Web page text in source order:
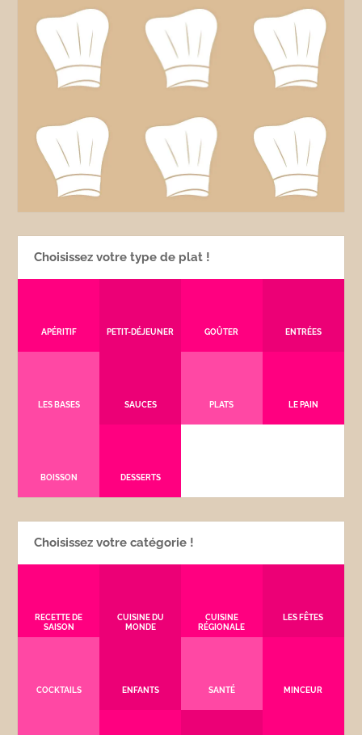
Choisissez votre type de plat !
APÉRITIF PETIT-DÉJEUNER GOÛTER ENTRÉES
LES BASES SAUCES PLATS LE PAIN
BOISSON DESSERTS
Choisissez votre catégorie !
RECETTE DE
SAISON
CUISINE DU
MONDE
CUISINE
RÉGIONALE
LES FÊTES
COCKTAILS ENFANTS SANTÉ MINCEUR